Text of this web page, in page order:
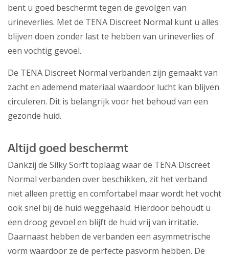
bent u goed beschermt tegen de gevolgen van
urineverlies. Met de TENA Discreet Normal kunt u alles
blijven doen zonder last te hebben van urineverlies of
een vochtig gevoel.
De TENA Discreet Normal verbanden zijn gemaakt van
zacht en ademend materiaal waardoor lucht kan blijven
circuleren. Dit is belangrijk voor het behoud van een
gezonde huid.
Altijd goed beschermt
Dankzij de Silky Sorft toplaag waar de TENA Discreet
Normal verbanden over beschikken, zit het verband
niet alleen prettig en comfortabel maar wordt het vocht
ook snel bij de huid weggehaald. Hierdoor behoudt u
een droog gevoel en blijft de huid vrij van irritatie.
Daarnaast hebben de verbanden een asymmetrische
vorm waardoor ze de perfecte pasvorm hebben. De